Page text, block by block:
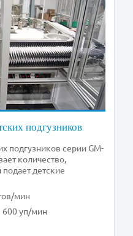
подгузников
подгузников серии GM-
количество,
детские
мин
600 уп/мин